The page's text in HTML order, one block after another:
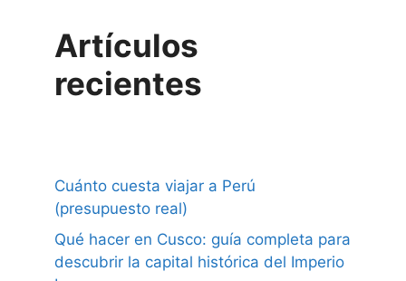
Artículos
recientes
Cuánto cuesta viajar a Perú
(presupuesto real)
Qué hacer en Cusco: guía completa para
descubrir la capital histórica del Imperio